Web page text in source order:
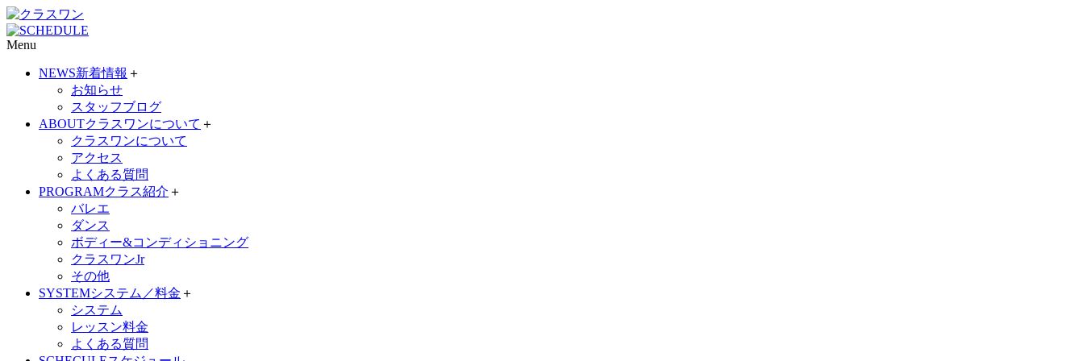
Menu
NEWS新着情報 ＋
お知らせ
スタッフブログ
ABOUTクラスワンについて ＋
クラスワンについて
アクセス
よくある質問
PROGRAMクラス紹介 ＋
バレエ
ダンス
ボディー&コンディショニング
クラスワンJr
その他
SYSTEMシステム／料金 ＋
システム
レッスン料金
よくある質問